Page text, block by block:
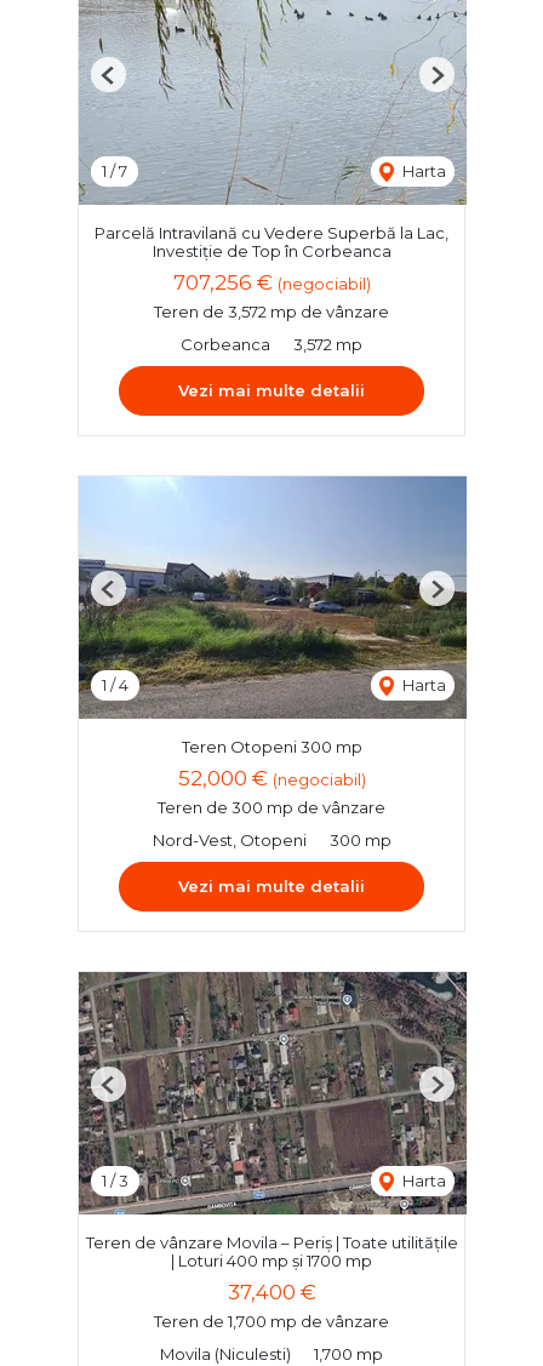
1 /7 Harta
Previous Next
Parcelă Intravilană cu Vedere Superbă la Lac,
Investiție de Top în Corbeanca
707,256 € (negociabil)
Teren de 3,572 mp de vânzare
Corbeanca
3,572 mp
Vezi mai multe detalii
1 /4 Harta
Previous Next
Teren Otopeni 300 mp
52,000 € (negociabil)
Teren de 300 mp de vânzare
Nord-Vest, Otopeni
300 mp
Vezi mai multe detalii
1 /3 Harta
Previous Next
Teren de vânzare Movila – Periș | Toate utilitățile
| Loturi 400 mp și 1700 mp
37,400 €
Teren de 1,700 mp de vânzare
Movila (Niculesti)
1,700 mp